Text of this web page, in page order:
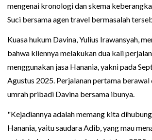
mengenai kronologi dan skema
Suci bersama agen travel bermasalah
Kuasa hukum Davina, Yulius Irawansyah,
bahwa kliennya melakukan dua kali
menggunakan jasa Hanania, yakni pada
Agustus 2025. Perjalanan pertama berawal
umrah pribadi Davina bersama ibunya.
"Kejadiannya adalah memang kita
Hanania, yaitu saudara Adib, yang mau